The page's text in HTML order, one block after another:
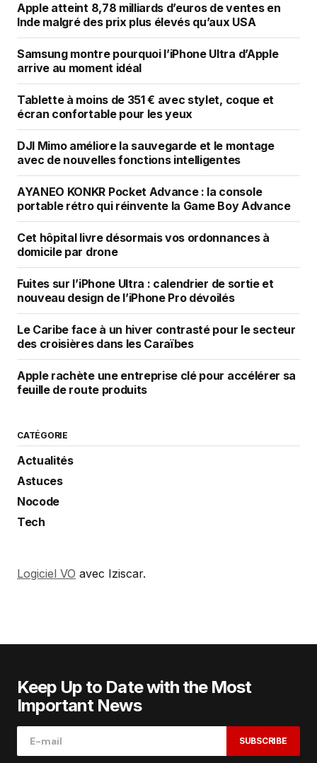
Apple atteint 8,78 milliards d’euros de ventes en
Inde malgré des prix plus élevés qu’aux USA
Samsung montre pourquoi l’iPhone Ultra d’Apple
arrive au moment idéal
Tablette à moins de 351 € avec stylet, coque et
écran confortable pour les yeux
DJI Mimo améliore la sauvegarde et le montage
avec de nouvelles fonctions intelligentes
AYANEO KONKR Pocket Advance : la console
portable rétro qui réinvente la Game Boy Advance
Cet hôpital livre désormais vos ordonnances à
domicile par drone
Fuites sur l’iPhone Ultra : calendrier de sortie et
nouveau design de l’iPhone Pro dévoilés
Le Caribe face à un hiver contrasté pour le secteur
des croisières dans les Caraïbes
Apple rachète une entreprise clé pour accélérer sa
feuille de route produits
CATÉGORIE
Actualités
Astuces
Nocode
Tech
Logiciel VO avec Iziscar.
Keep Up to Date with the Most
Important News
SUBSCRIBE